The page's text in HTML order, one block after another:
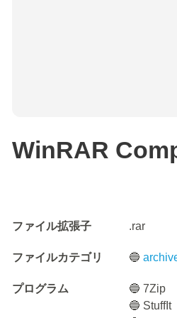
WinRAR
ファイル拡張子 .rar
ファイルカテゴリ 🔵
プログラム
🔵 7Zip
🔵 StuffIt